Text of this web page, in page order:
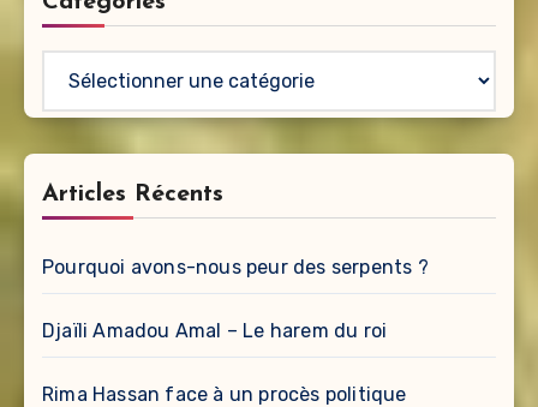
Articles Récents
Pourquoi avons-nous peur des serpents ?
Djaïli Amadou Amal – Le harem du roi
Rima Hassan face à un procès politique